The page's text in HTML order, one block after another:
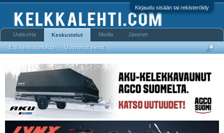
Kirjaudu sisään tai rekisteröidy
Uutisvirta Keskustelut
Etsi keskusteluista Uusimmat viestit
Media Jäsenet